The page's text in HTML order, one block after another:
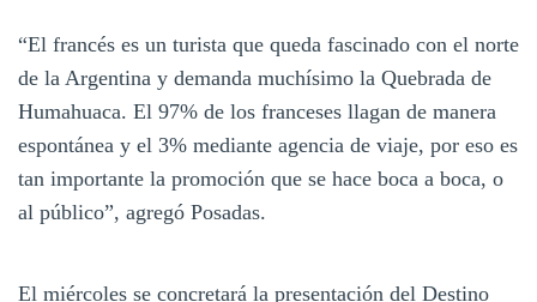
“El francés es un turista que queda fascinado con el norte
de la Argentina y demanda muchísimo la Quebrada de
Humahuaca. El 97% de los franceses llagan de manera
espontánea y el 3% mediante agencia de viaje, por eso es
tan importante la promoción que se hace boca a boca, o
al público”, agregó Posadas.
El miércoles se concretará la presentación del Destino